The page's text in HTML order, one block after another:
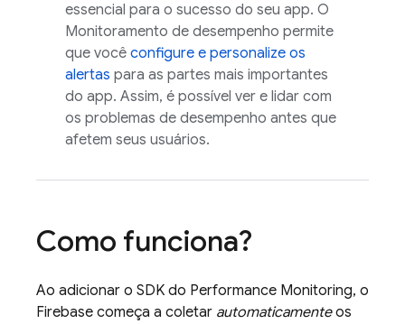
essencial para o sucesso do seu app. O
Monitoramento de desempenho permite
que você configure e personalize os
alertas para as partes mais importantes
do app. Assim, é possível ver e lidar com
os problemas de desempenho antes que
afetem seus usuários.
Como funciona?
Ao adicionar o SDK do Performance Monitoring, o
Firebase começa a coletar automaticamenteos